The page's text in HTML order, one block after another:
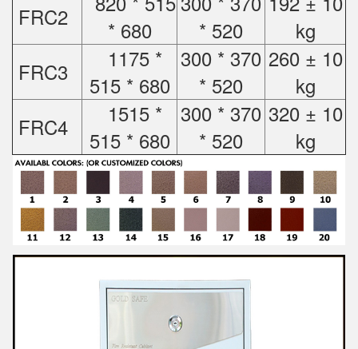
FRC2
* 680
* 520
kg
FRC3
1175 *
515 * 680
300 * 370
* 520
260 ± 10
kg
FRC4
1515 *
515 * 680
300 * 370
* 520
320 ± 10
kg